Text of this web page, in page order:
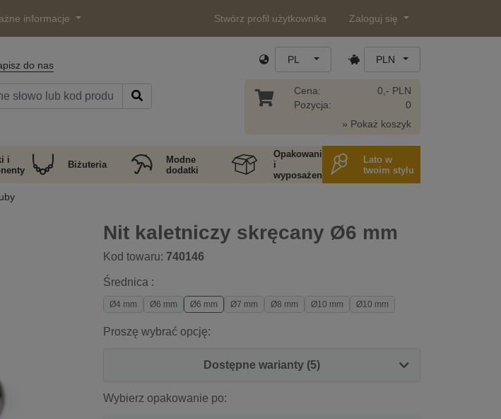
informacje Stwórz profil użytkownika Zaloguj się
do nas PL PLN
Cena:
Pozycja:
0,- PLN
0
» Pokaż koszyk
i
Biżuteria
Modne
dodatki
Opakowania
i
wyposażenie
Lato w
twoim stylu
Nit kaletniczy skręcany Ø6 mm
Kod towaru: 740146
Średnica :
Ø4 mm Ø6 mm Ø6 mm Ø7 mm Ø8 mm Ø10 mm Ø10 mm
Proszę wybrać opcję:
Dostępne warianty (5)
Wybierz opakowanie po: